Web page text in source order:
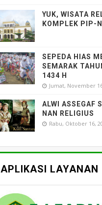
YUK, WISATA
KOMPLEK PIP-
SEPEDA HIAS
SEMARAK
1434 H
Jumat, November
ALWI ASSEGAF
NAN RELIGIUS
Rabu, Oktober 16,
APLIKASI LAYANAN